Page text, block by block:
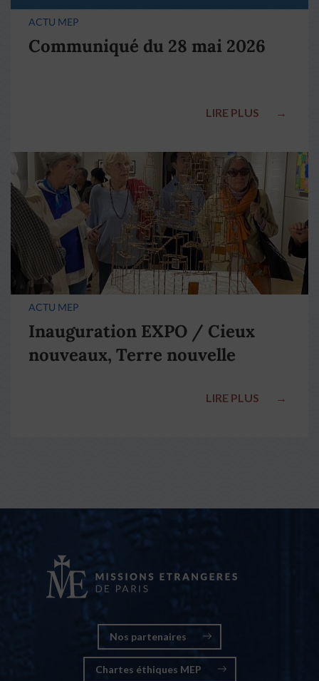
ACTU MEP
Communiqué du 28 mai 2026
LIRE PLUS →
ACTU MEP
Inauguration EXPO / Cieux
nouveaux, Terre nouvelle
LIRE PLUS →
Nos partenaires
Chartes éthiques MEP